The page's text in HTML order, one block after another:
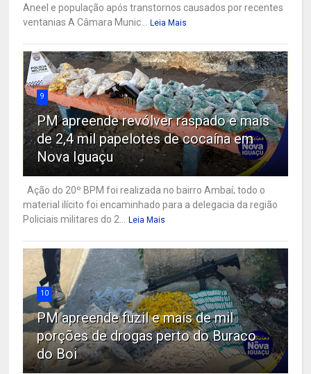
Aneel e população após transtornos causados por recentes
ventanias A Câmara Munic... Leia Mais
9
PM apreende revólver raspado e mais
de 2,4 mil papelotes de cocaína em
Nova Iguaçu
Ação do 20º BPM foi realizada no bairro Ambaí; todo o
material ilícito foi encaminhado para a delegacia da região
Policiais militares do 2... Leia Mais
10
PM apreende fuzil e mais de mil
porções de drogas perto do Buraco
do Boi